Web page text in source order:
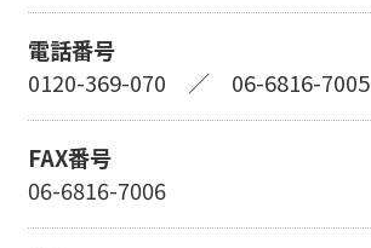
電話番号
0120-369-070 ／ 06-6816-7005
FAX番号
06-6816-7006